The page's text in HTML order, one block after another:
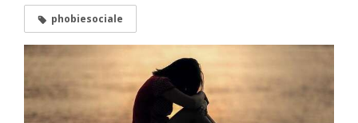
phobiesociale